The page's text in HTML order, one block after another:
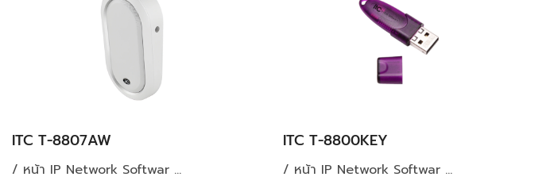
ITC T-8807AW
/ หน้า IP Network Softwar ...
ITC T-8800KEY
/ หน้า IP Network Softwar ...